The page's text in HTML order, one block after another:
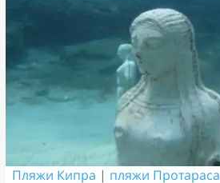
Пляжи Кипра | пляжи Протараса